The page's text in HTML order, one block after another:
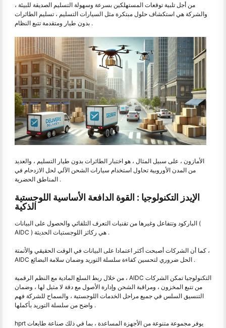
من أجل تلبية توقعات المستهلكين بسرعة وسهولة التسليم الصديقة للبيئة ،
والشركة هي استكشاف حلول مبتكرة مثل السيارات التسليم ، تسليم الطائرات
بدون طيار ومتقدمة تتبع النظام .
الأمازون ، على سبيل المثال ، هو اختبار الطائرات بدون طيار التسليم ، والعديد
من المدن الأوروبية تحاول استخدام سيارات الشحن الآلي لحل الازدحام في
المناطق الحضرية .
الإيدز التكنولوجيا : القوة الدافعة الأساسية اللوجستية
الذكية
الباركود وتتفاعل وغيرها من تقنيات التعرف التلقائي والحصول على البيانات (
AIDC ) هي ركائز اللوجستيات الحديثة .
كما أن الشركات أصبحت أكثر اعتمادا على البيانات في الوقت الحقيقي والأتمتة ،
AIDC الحل ضروري لتحسين كفاءة سلسلة التوريد وضمان سلامة البضائع .
من خلال ربط السلع المادية مع النظم الرقمية ، AIDC التكنولوجيا تمكن الشركات
من تتبع المخزون ، ومراقبة الشحن وإدارة الأصول مع دقة لا مثيل لها ، وضمان
التنسيق السلس في جميع مراحل الخدمات اللوجستية ، والسماح للشركة فهم
واضح من سلسلة التوريد بأكملها .
hprt يوفر مجموعة متنوعة من الأجهزة المساعدة ، بما في ذلك صناعة طابعات